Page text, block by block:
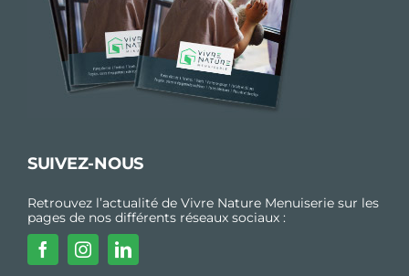
SUIVEZ-NOUS
Retrouvez l’actualité de Vivre Nature Menuiserie sur les
pages de nos différents réseaux sociaux :